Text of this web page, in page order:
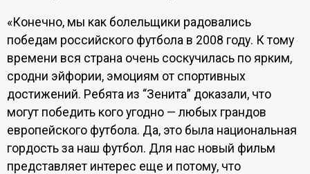
«Конечно, мы как болельщики радовались
победам российского футбола в 2008 году. К тому
времени вся страна очень соскучилась по ярким,
сродни эйфории, эмоциям от спортивных
достижений. Ребята из “Зенита” доказали, что
могут победить кого угодно — любых грандов
европейского футбола. Да, это была национальная
гордость за наш футбол. Для нас новый фильм
представляет интерес еще и потому, что